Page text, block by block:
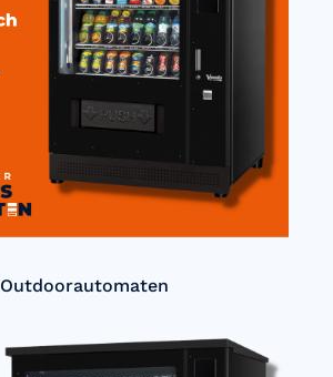
Outdoorautomaten